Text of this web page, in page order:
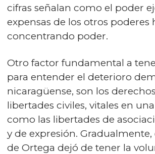
cifras señalan como el poder
expensas de los otros poderes
concentrando poder.
Otro factor fundamental a
para entender el deterioro
nicaragüense, son los
libertades civiles, vitales en
como las libertades de
y de expresión.
de Ortega dejó de tener la